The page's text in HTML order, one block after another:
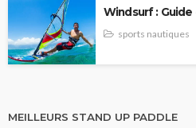
Windsurf :
sports nautiques
MEILLEURS STAND UP PADDLE